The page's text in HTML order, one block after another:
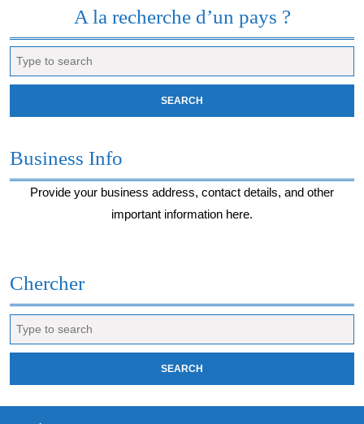
A la recherche d’un pays ?
for:
Business Info
Provide your business address, contact details, and other
important information here.
Chercher
for: